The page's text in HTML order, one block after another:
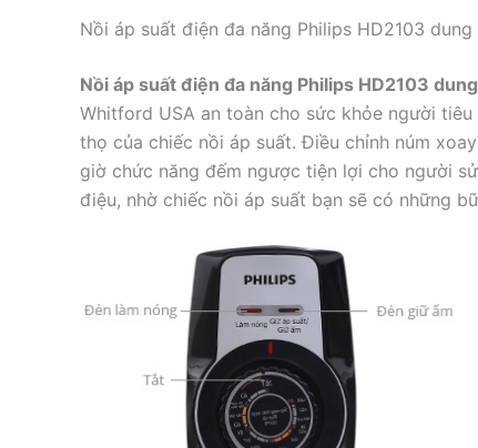
Nồi áp suất điện đa năng Philips HD2103
Nồi áp suất điện đa năng Philips HD2103
Whitford USA an toàn cho sức khỏe người
thọ của chiếc nồi áp suất. Điều chỉnh núm
giờ chức năng đếm ngược tiện lợi cho người
điệu, nhờ chiếc nồi áp suất bạn sẽ có những